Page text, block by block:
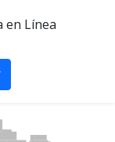
en Línea